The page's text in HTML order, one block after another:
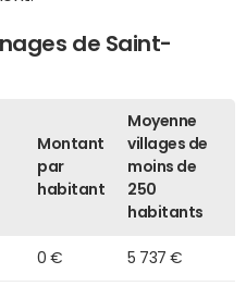
de Saint-
Montant
par
habitant
Moyenne
villages de
moins de
250
habitants
0 € 5 737 €